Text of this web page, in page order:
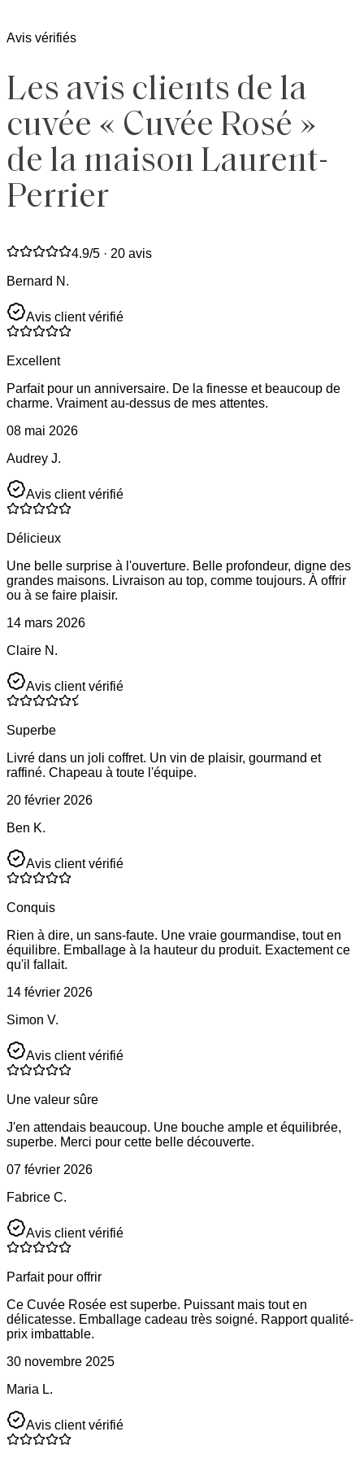
Avis vérifiés
Les avis clients de la
cuvée « Cuvée Rosé »
de la maison Laurent-
Perrier
4.9/5 · 20 avis
Bernard N.
Avis client vérifié
Excellent
Parfait pour un anniversaire. De la finesse et beaucoup de
charme. Vraiment au-dessus de mes attentes.
08 mai 2026
Audrey J.
Avis client vérifié
Délicieux
Une belle surprise à l'ouverture. Belle profondeur, digne des
grandes maisons. Livraison au top, comme toujours. À offrir
ou à se faire plaisir.
14 mars 2026
Claire N.
Avis client vérifié
Superbe
Livré dans un joli coffret. Un vin de plaisir, gourmand et
raffiné. Chapeau à toute l'équipe.
20 février 2026
Ben K.
Avis client vérifié
Conquis
Rien à dire, un sans-faute. Une vraie gourmandise, tout en
équilibre. Emballage à la hauteur du produit. Exactement ce
qu'il fallait.
14 février 2026
Simon V.
Avis client vérifié
Une valeur sûre
J'en attendais beaucoup. Une bouche ample et équilibrée,
superbe. Merci pour cette belle découverte.
07 février 2026
Fabrice C.
Avis client vérifié
Parfait pour offrir
Ce Cuvée Rosée est superbe. Puissant mais tout en
délicatesse. Emballage cadeau très soigné. Rapport qualité-
prix imbattable.
30 novembre 2025
Maria L.
Avis client vérifié